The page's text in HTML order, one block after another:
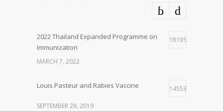
2022 Thailand Expanded Programme on
Immunization
18195
MARCH 7, 2022
Louis Pasteur and Rabies Vaccine 14553
SEPTEMBER 28, 2019